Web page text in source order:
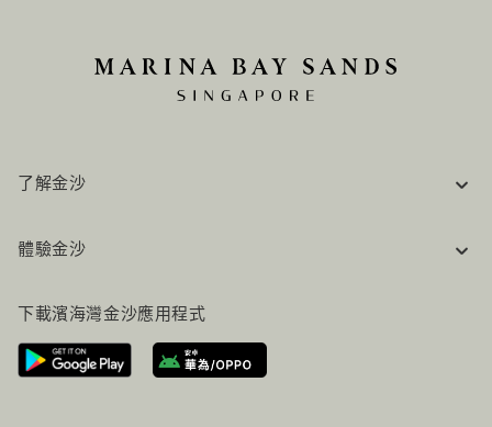
了解金沙
工作機會
聯絡我們
體驗金沙
行程規劃
路線指引
服務設施
下載濱海灣金沙應用程式